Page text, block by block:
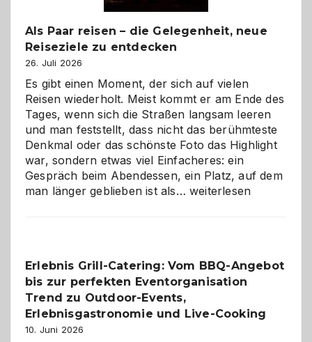
Als Paar reisen – die Gelegenheit, neue
Reiseziele zu entdecken
26. Juli 2026
Es gibt einen Moment, der sich auf vielen
Reisen wiederholt. Meist kommt er am Ende des
Tages, wenn sich die Straßen langsam leeren
und man feststellt, dass nicht das berühmteste
Denkmal oder das schönste Foto das Highlight
war, sondern etwas viel Einfacheres: ein
Gespräch beim Abendessen, ein Platz, auf dem
man länger geblieben ist als… Als
Gelegenheit,
neue
zu
weiterlesen
Erlebnis Grill-Catering: Vom BBQ-Angebot
bis zur perfekten Eventorganisation
Trend zu Outdoor-Events,
Erlebnisgastronomie und Live-Cooking
10. Juni 2026